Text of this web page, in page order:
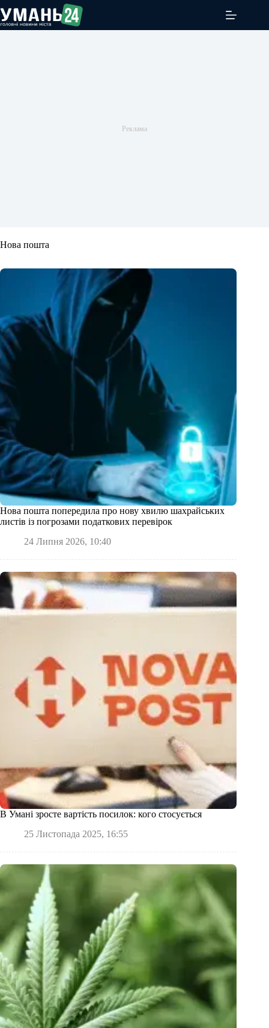
до
вмісту
Нова пошта
Нова пошта попередила про нову хвилю шахрайських
листів із погрозами податкових перевірок
24 Липня 2026, 10:40
В Умані зросте вартість посилок: кого стосується
25 Листопада 2025, 16:55